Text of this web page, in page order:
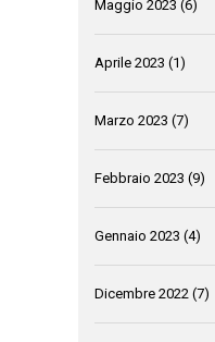
Maggio 2023 (6)
Aprile 2023 (1)
Marzo 2023 (7)
Febbraio 2023 (9)
Gennaio 2023 (4)
Dicembre 2022 (7)